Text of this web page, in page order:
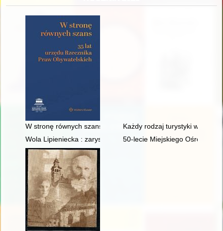
W stronę równych szans : 35 lat urzędu Rzecznika Praw
Każdy rodzaj turystyki
Wola Lipieniecka : zarys dziejów50-lecie Miejskiego Ośrodka